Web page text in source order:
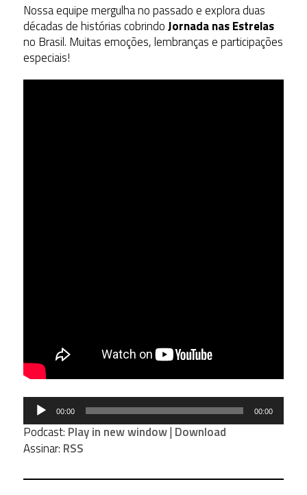
Nossa equipe mergulha no passado e explora duas
décadas de histórias cobrindoJornada nas Estrelas
no Brasil. Muitas emoções, lembranças e participações
especiais!
Tocador
áudio
00:00 00:00
Podcast: Play in new window| Download
Assinar: RSS